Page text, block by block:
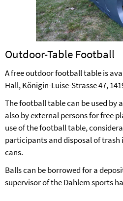
Outdoor-Table Football
A free outdoor football table is
Hall, Königin-Luise-Strasse 47,
The football table can be used by
also by external persons for free
use of the football table,
participants and disposal of
cans.
Balls can be borrowed for a
supervisor of the Dahlem sports